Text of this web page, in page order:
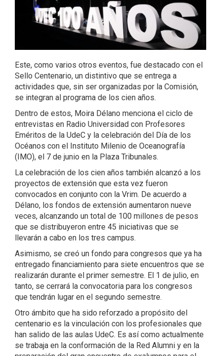
Este, como varios otros eventos, fue destacado con el
Sello Centenario, un distintivo que se entrega a
actividades que, sin ser organizadas por la Comisión,
se integran al programa de los cien años.
Dentro de estos, Moira Délano menciona el ciclo de
entrevistas en Radio Universidad con Profesores
Eméritos de la UdeC y la celebración del Día de los
Océanos con el Instituto Milenio de Oceanografía
(IMO), el 7 de junio en la Plaza Tribunales.
La celebración de los cien años también alcanzó a los
proyectos de extensión que esta vez fueron
convocados en conjunto con la Vrim. De acuerdo a
Délano, los fondos de extensión aumentaron nueve
veces, alcanzando un total de 100 millones de pesos
que se distribuyeron entre 45 iniciativas que se
llevarán a cabo en los tres campus.
Asimismo, se creó un fondo para congresos que ya ha
entregado financiamiento para siete encuentros que se
realizarán durante el primer semestre. El 1 de julio, en
tanto, se cerrará la convocatoria para los congresos
que tendrán lugar en el segundo semestre.
Otro ámbito que ha sido reforzado a propósito del
centenario es la vinculación con los profesionales que
han salido de las aulas UdeC. Es así como actualmente
se trabaja en la conformación de la Red Alumni y en la